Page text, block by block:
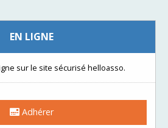
EN LIGNE
sur le site sécurisé helloasso.
Adhérer